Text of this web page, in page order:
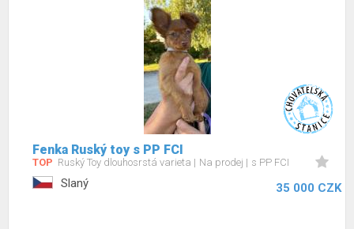
Fenka Ruský toy s PP FCI
TOP Ruský Toy dlouhosrstá varieta Na prodej s PP FCI
Slaný 35 000 CZK